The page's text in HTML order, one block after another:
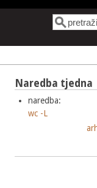
Obrazac
Pretraga
Naredba tjedna
naredba:
wc -L